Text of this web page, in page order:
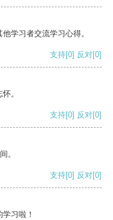
学习者交流学习心得。
支持[0] 反对[0]
。
支持[0] 反对[0]
。
支持[0] 反对[0]
习啦！